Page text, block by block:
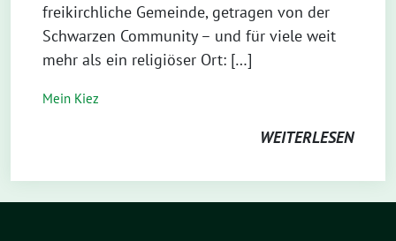
freikirchliche Gemeinde, getragen von der
Schwarzen Community – und für viele weit
mehr als ein religiöser Ort: […]
Mein Kiez
WEITERLESEN